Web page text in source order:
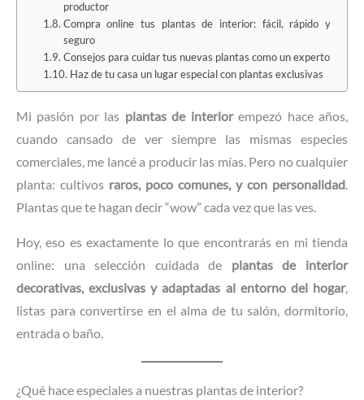
productor
Compra online tus plantas de interior: fácil, rápido y
seguro
Consejos para cuidar tus nuevas plantas como un experto
Haz de tu casa un lugar especial con plantas exclusivas
Mi pasión por las plantas de interiorempezó hace años,
cuando cansado de ver siempre las mismas especies
comerciales, me lancé a producir las mías. Pero no cualquier
planta: cultivos raros, poco comunes, y con personalidad.
Plantas que te hagan decir “wow” cada vez que las ves.
Hoy, eso es exactamente lo que encontrarás en mi tienda
online: una selección cuidada de plantas de interior
decorativas, exclusivas y adaptadas al entorno del hogar,
listas para convertirse en el alma de tu salón, dormitorio,
entrada o baño.
¿Qué hace especiales a nuestras plantas de interior?